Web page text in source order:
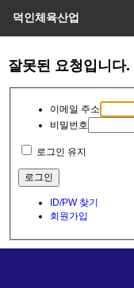
덕인체육산업
잘못된 요청입니다.
이메일 주소
비밀번호
로그인 유지
ID/PW 찾기
회원가입